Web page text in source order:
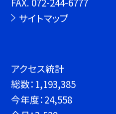
サイトマップ
アクセス統計
総数： 1,193,385
今年度：24,558